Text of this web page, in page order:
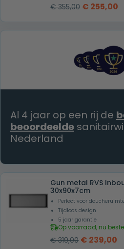
€355,00
was:
€ 355,00.
€ 255,00
is:
Al 4 jaar op een rij de
beoordeelde
Nederland
Gun metal RVS
30x90x7cm
Perfect voor
Tijdloos design
5 jaar garantie
Op voorraad, nu
€319,00 € 239,00